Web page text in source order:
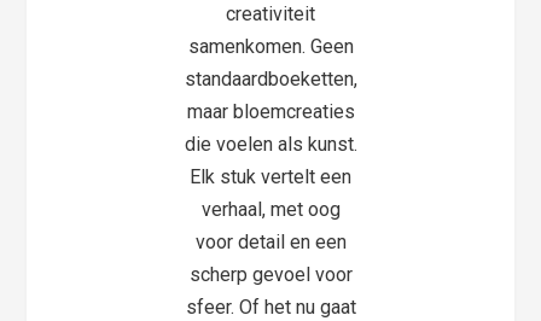
creativiteit
samenkomen. Geen
standaardboeketten,
maar bloemcreaties
die voelen als kunst.
Elk stuk vertelt een
verhaal, met oog
voor detail en een
scherp gevoel voor
sfeer. Of het nu gaat